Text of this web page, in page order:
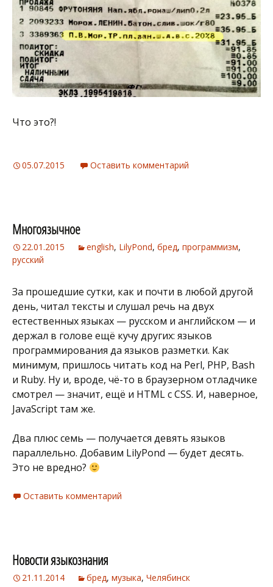
Что это?!
05.07.2015 Оставить комментарий
Многоязычное
22.01.2015 english, LilyPond, бред, программизм,
русский
За прошедшие сутки, как и почти в любой другой
день, читал тексты и слушал речь на двух
естественных языках — русском и английском — и
держал в голове ещё кучу других: языков
программирования да языков разметки. Как
минимум, пришлось читать код на Perl, PHP, Bash
и Ruby. Ну и, вроде, чё-то в браузерном отладчике
смотрел — значит, ещё и HTML с CSS. И, наверное,
JavaScript там же.
Два плюс семь — получается девять языков
параллельно. Добавим LilyPond — будет десять.
Это не вредно?
Оставить комментарий
Новости языкознания
21.11.2014 бред, музыка, Челябинск